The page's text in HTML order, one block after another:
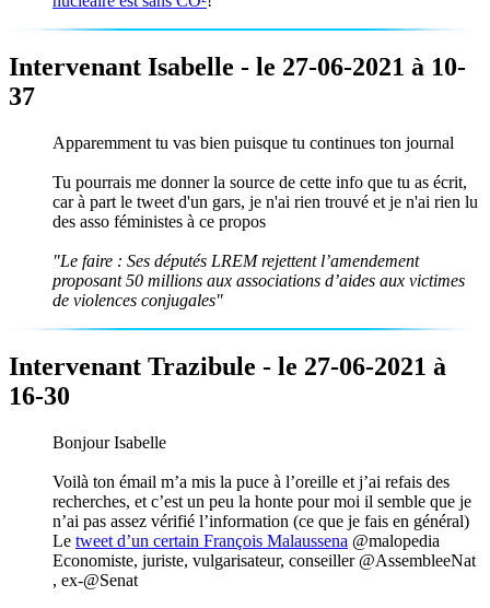
Intervenant Isabelle - le 27-06-2021 à 10-
37
Apparemment tu vas bien puisque tu continues ton journal
Tu pourrais me donner la source de cette info que tu as écrit,
car à part le tweet d'un gars, je n'ai rien trouvé et je n'ai rien lu
des asso féministes à ce propos
"Le faire : Ses députés LREM rejettent l’amendement
proposant 50 millions aux associations d’aides aux victimes
de violences conjugales"
Intervenant Trazibule - le 27-06-2021 à
16-30
Bonjour Isabelle
Voilà ton émail m’a mis la puce à l’oreille et j’ai refais des
recherches, et c’est un peu la honte pour moi il semble que je
n’ai pas assez vérifié l’information (ce que je fais en général)
Le tweet d’un certain François Malaussena @malopedia
Economiste, juriste, vulgarisateur, conseiller @AssembleeNat
, ex-@Senat